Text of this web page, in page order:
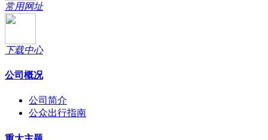
常用网址
下载中心
公司概况
公司简介
公众出行指南